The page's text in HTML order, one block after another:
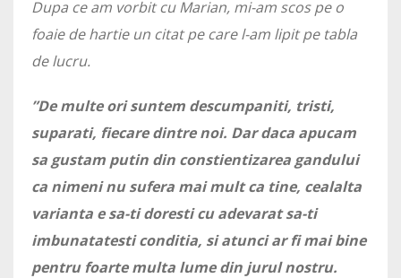
Dupa ce am vorbit cu Marian, mi-am scos pe o
foaie de hartie un citat pe care l-am lipit pe tabla
de lucru.
”De multe ori suntem descumpaniti, tristi,
suparati, fiecare dintre noi. Dar daca apucam
sa gustam putin din constientizarea gandului
ca nimeni nu sufera mai mult ca tine, cealalta
varianta e sa-ti doresti cu adevarat sa-ti
imbunatatesti conditia, si atunci ar fi mai bine
pentru foarte multa lume din jurul nostru.